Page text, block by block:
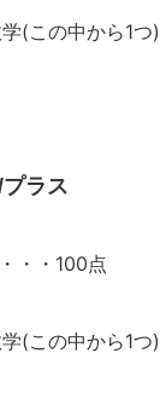
(この中から1つ
ラス
・・100点
(この中から1つ